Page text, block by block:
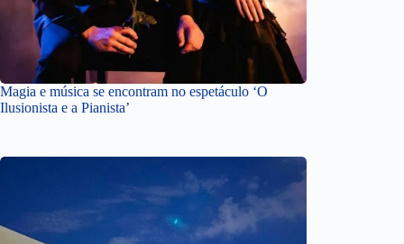
Magia e música se encontram no espetáculo ‘O
Ilusionista e a Pianista’